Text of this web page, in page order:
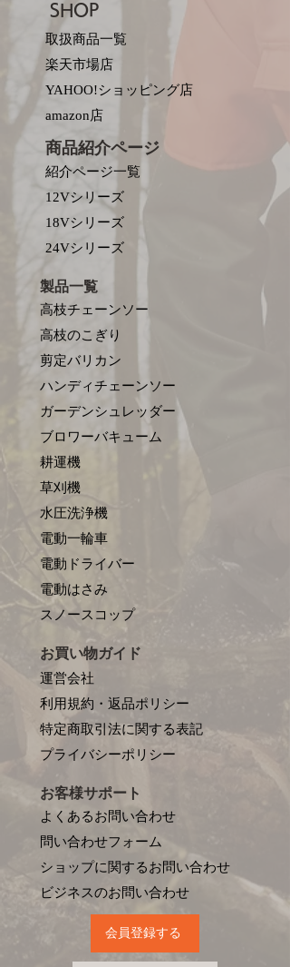
SHOP
取扱商品一覧
楽天市場店
YAHOO!ショッピング店
amazon店
商品紹介ページ
紹介ページ一覧
12Vシリーズ
18Vシリーズ
​24Vシリーズ
製品一覧
高枝チェーンソー
高枝のこぎり
剪定バリカン
ハンディチェーンソー
ガーデンシュレッダー
ブロワーバキューム
耕運機
草刈機
水圧洗浄機
電動一輪車
電動ドライバー
電動はさみ
​スノースコップ
お買い物ガイド
運営会社
利用規約・返品ポリシー
特定商取引法に関する表記
プライバシーポリシー
お客様サポート
よくあるお問い合わせ
問い合わせフォーム
ショップに関するお問い合わせ
​ビジネスのお問い合わせ
会員登録する